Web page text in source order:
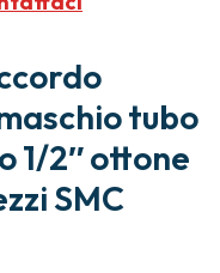
tubo
1/2″ ottone
SMC